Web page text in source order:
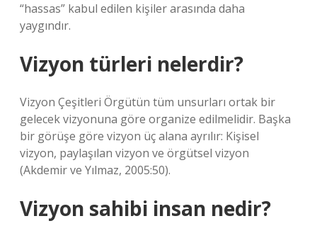
“hassas” kabul edilen kişiler arasında daha
yaygındır.
Vizyon türleri nelerdir?
Vizyon Çeşitleri Örgütün tüm unsurları ortak bir
gelecek vizyonuna göre organize edilmelidir. Başka
bir görüşe göre vizyon üç alana ayrılır: Kişisel
vizyon, paylaşılan vizyon ve örgütsel vizyon
(Akdemir ve Yılmaz, 2005:50).
Vizyon sahibi insan nedir?